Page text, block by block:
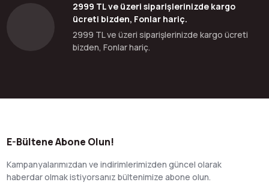
2999 TL ve üzeri siparişlerinizde kargo
ücreti bizden, Fonlar hariç.
2999 TL ve üzeri siparişlerinizde kargo ücreti
bizden, Fonlar hariç.
E-Bültene Abone Olun!
Kampanyalarımızdan ve indirimlerimizden güncel olarak
haberdar olmak istiyorsanız bültenimize abone olun.